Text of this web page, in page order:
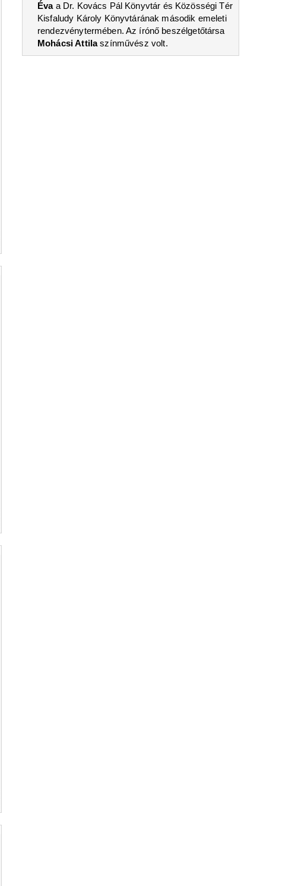
Évaa Dr. Kovács Pál Könyvtár és Közösségi Tér
Kisfaludy Károly Könyvtárának második emeleti
rendezvénytermében. Az írónő beszélgetőtársa
Mohácsi Attilaszínművész volt.